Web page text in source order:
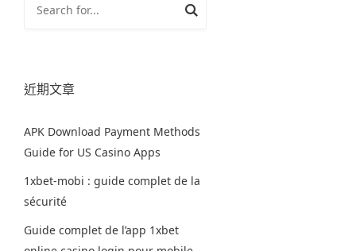
近期文章
APK Download Payment Methods
Guide for US Casino Apps
1xbet-mobi : guide complet de la
sécurité
Guide complet de l’app 1xbet